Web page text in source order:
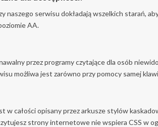
naszego serwisu dokładają wszelkich starań,
AA.
przez programy czytające dla osób
możliwa jest zarówno przy pomocy samej
w całości opisany przez arkusze stylów
strony internetowe nie wspiera CSS w